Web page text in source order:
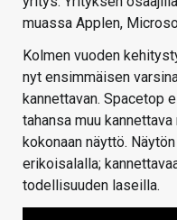
muassa Applen,
Kolmen vuoden
nyt ensimmäisen
kannettavan. Spacetop
tahansa muu
kokonaan näyttö.
erikoisalalla;
todellisuuden laseilla.